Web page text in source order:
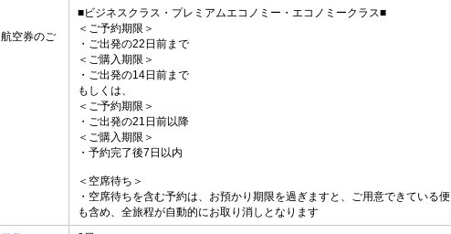
空券のご
■ビジネスクラス・プレミアムエコノミー・エコノミークラス■
＜ご予約期限＞
・ご出発の22日前まで
＜ご購入期限＞
・ご出発の14日前まで
もしくは、
＜ご予約期限＞
・ご出発の21日前以降
＜ご購入期限＞
・予約完了後7日以内
＜空席待ち＞
・空席待ちを含む予約は、お預かり期限を過ぎますと、ご用意できている便
も含め、全旅程が自動的にお取り消しとなります